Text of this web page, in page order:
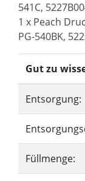
541C,
1 x Peach
PG-540BK,
Gut zu
Entsorgung:
Füllmenge: